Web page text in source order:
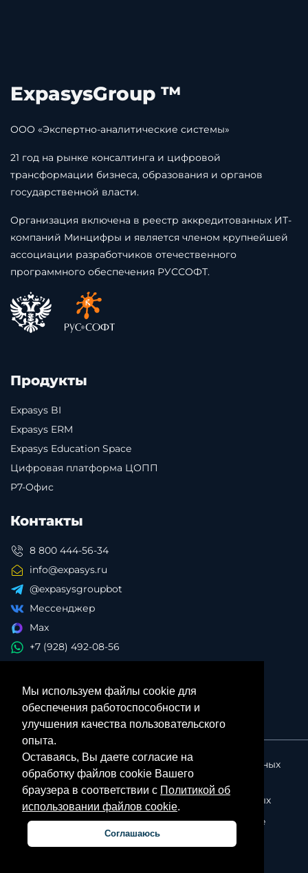
Мы используем файлы cookie для
обеспечения работоспособности и
улучшения качества пользовательского
опыта.
Оставаясь, Вы даете согласие на
обработку файлов cookie Вашего
браузера в соответствии с Политикой об
использовании файлов cookie.
Соглашаюсь
ExpasysGroup ™
ООО «Экспертно-аналитические системы»
21 год на рынке консалтинга и цифровой
трансформации бизнеса, образования и органов
государственной власти.
Организация включена в реестр аккредитованных ИТ-
компаний Минцифры и является членом крупнейшей
ассоциации разработчиков отечественного
программного обеспечения РУССОФТ.
Продукты
Expasys BI
Expasys ERM
Expasys Education Space
Цифровая платформа ЦОПП
Р7-Офис
Контакты
8 800 444-56-34
info@expasys.ru
@expasysgroupbot
Мессенджер
Max
+7 (928) 492-08-56
Политика в отношении обработки персональных
данных
Согласие на обработку персональных данных
Политика об использовании файлов cookie